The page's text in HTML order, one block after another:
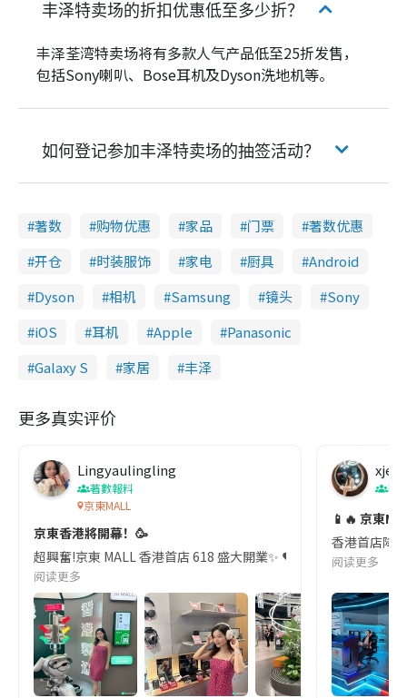
丰泽特卖场的折扣优惠低至多少折？
丰泽荃湾特卖场将有多款人气产品低至25折发售，
包括Sony喇叭、Bose耳机及Dyson洗地机等。
如何登记参加丰泽特卖场的抽签活动？
著数 购物优惠 家品 门票
著数优惠
开仓
时装服饰 家电 厨具
Android
Dyson
相机 Samsung 镜头
Sony
iOS
耳机 Apple
Panasonic
Galaxy S
家居 丰泽
更多真实评价
Lingyaulingling
著數報料
京東MALL
京東香港將開幕！🥳
超興奮!京東 MALL 香港首店 618 盛大開業✨ ❤️｢家電家居一站購,
阅读更多
著
📱🔥 京東
香港首店降
阅读更多